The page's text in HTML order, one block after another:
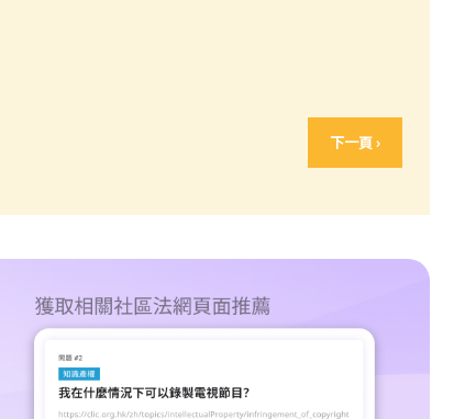
下一頁 ›